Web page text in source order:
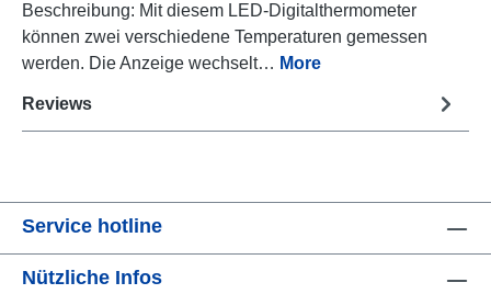
Beschreibung: Mit diesem LED-Digitalthermometer
können zwei verschiedene Temperaturen gemessen
werden. Die Anzeige wechselt… More
Reviews
Service hotline
Nützliche Infos